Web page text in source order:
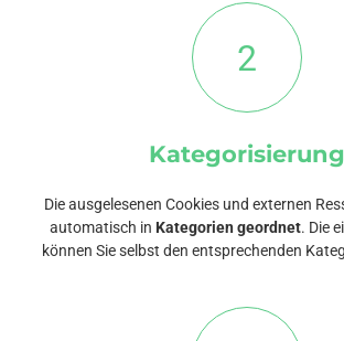
2
Kategorisierung
Die ausgelesenen Cookies und externen
automatisch in Kategorien geordnet. Die
können Sie selbst den entsprechenden